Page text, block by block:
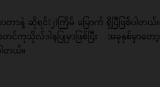
ာနဲ့ ဆိုရင်(၂)ကြိမ် မြောက် ရှိပြီဖြစ်ပါတယ်။
င်ကုသိုလ်ဒါနပြုမှာဖြစ်ပြီး အခုနှစ်မှာတော့
ါတယ်။